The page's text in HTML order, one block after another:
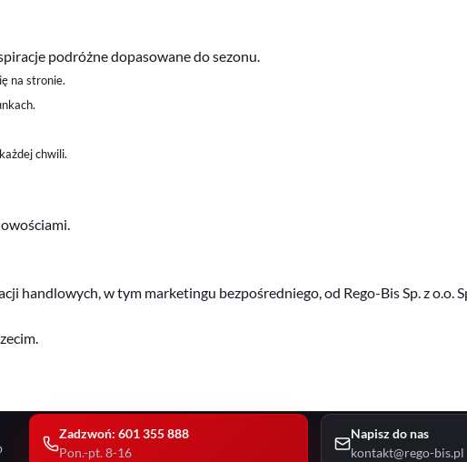
podróżne dopasowane do sezonu.
na stronie.
chwili.
handlowych, w tym marketingu bezpośredniego, od Rego-Bis Sp. z o.o.
Zadzwoń: 601 355 888
Pon.-pt. 8-16
Napisz do nas
kontakt@rego-bis.pl